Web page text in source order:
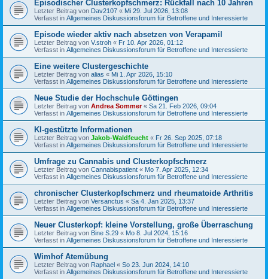
Episodischer Clusterkopfschmerz: Rückfall nach 10 Jahren
Letzter Beitrag von Dav2107 « Mi 29. Jul 2026, 13:08
Verfasst in Allgemeines Diskussionsforum für Betroffene und Interessierte
Episode wieder aktiv nach absetzen von Verapamil
Letzter Beitrag von V.stroh « Fr 10. Apr 2026, 01:12
Verfasst in Allgemeines Diskussionsforum für Betroffene und Interessierte
Eine weitere Clustergeschichte
Letzter Beitrag von alias « Mi 1. Apr 2026, 15:10
Verfasst in Allgemeines Diskussionsforum für Betroffene und Interessierte
Neue Studie der Hochschule Göttingen
Letzter Beitrag von Andrea Sommer« Sa 21. Feb 2026, 09:04
Verfasst in Allgemeines Diskussionsforum für Betroffene und Interessierte
KI-gestützte Informationen
Letzter Beitrag von Jakob-Waldfeucht « Fr 26. Sep 2025, 07:18
Verfasst in Allgemeines Diskussionsforum für Betroffene und Interessierte
Umfrage zu Cannabis und Clusterkopfschmerz
Letzter Beitrag von Cannabispatient « Mo 7. Apr 2025, 12:34
Verfasst in Allgemeines Diskussionsforum für Betroffene und Interessierte
chronischer Clusterkopfschmerz und rheumatoide Arthritis
Letzter Beitrag von Versanctus « Sa 4. Jan 2025, 13:37
Verfasst in Allgemeines Diskussionsforum für Betroffene und Interessierte
Neuer Clusterkopf: kleine Vorstellung, große Überraschung
Letzter Beitrag von Bine S.29 « Mo 8. Jul 2024, 15:16
Verfasst in Allgemeines Diskussionsforum für Betroffene und Interessierte
Wimhof Atemübung
Letzter Beitrag von Raphael « So 23. Jun 2024, 14:10
Verfasst in Allgemeines Diskussionsforum für Betroffene und Interessierte